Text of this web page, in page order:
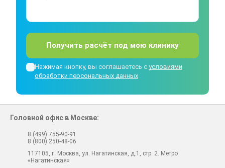
Получить расчёт под мою клинику
Нажимая кнопку, вы соглашаетесь с условиями
обработки персональных данных
Головной офис в Москве:
8 (499) 755-90-91
8 (800) 250-48-06
117105, г. Москва, ул. Нагатинская, д.1, стр. 2. Метро
«Нагатинская»